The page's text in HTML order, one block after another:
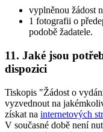
vyplněnou žádost
1 fotografii o
podobě žadatele.
11. Jaké jsou
dispozici
Tiskopis "Žádost o
vyzvednout na
získat na internetových
V současné době není